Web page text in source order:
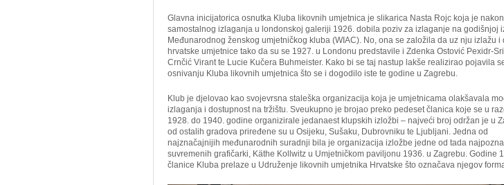
Glavna inicijatorica osnutka Kluba likovnih umjetnica je slikarica Nasta Rojc koja je nakon
samostalnog izlaganja u londonskoj galeriji 1926. dobila poziv za izlaganje na godišnjoj
Međunarodnog ženskog umjetničkog kluba (WIAC). No, ona se založila da uz nju izlažu i
hrvatske umjetnice tako da su se 1927. u Londonu predstavile i Zdenka Ostović Pexidr-
Crnčić Virant te Lucie Kučera Buhmeister. Kako bi se taj nastup lakše realizirao pojavila
osnivanju Kluba likovnih umjetnica što se i dogodilo iste te godine u Zagrebu.
Klub je djelovao kao svojevrsna staleška organizacija koja je umjetnicama olakšavala
izlaganja i dostupnost na tržištu. Sveukupno je brojao preko pedeset članica koje se u
1928. do 1940. godine organizirale jedanaest klupskih izložbi – najveći broj održan je u
od ostalih gradova priređene su u Osijeku, Sušaku, Dubrovniku te Ljubljani. Jedna od
najznačajnijih međunarodnih suradnji bila je organizacija izložbe jedne od tada
suvremenih grafičarki, Käthe Kollwitz u Umjetničkom paviljonu 1936. u Zagrebu. Godine
članice Kluba prelaze u Udruženje likovnih umjetnika Hrvatske što označava njegov